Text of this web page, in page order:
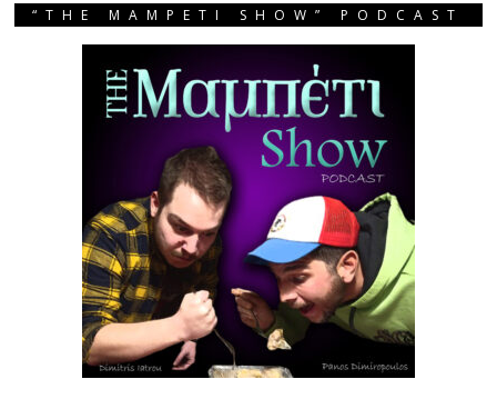
“THE MAMPETI SHOW” PODCAST